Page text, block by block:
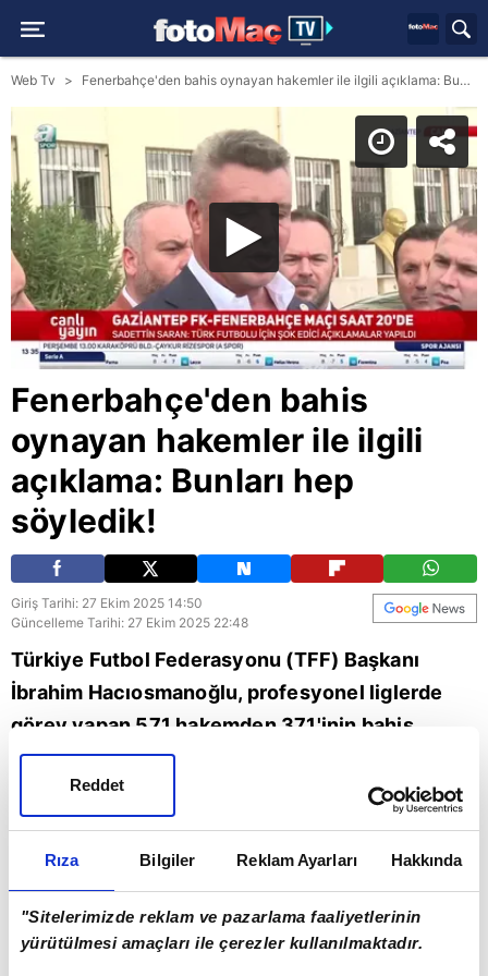
Rıza Bilgiler Reklam Ayarları Hakkında
"Sitelerimizde reklam ve pazarlama faaliyetlerinin
yürütülmesi amaçları ile çerezler kullanılmaktadır.
Reddet
Web Tv Fenerbahçe'den bahis oynayan hakemler ile ilgili açıklama: Bunları hep söyledik!
Fenerbahçe'den bahis
oynayan hakemler ile ilgili
açıklama: Bunları hep
söyledik!
Giriş Tarihi: 27 Ekim 2025 14:50
Güncelleme Tarihi: 27 Ekim 2025 22:48
Türkiye Futbol Federasyonu (TFF) Başkanı
İbrahim Hacıosmanoğlu, profesyonel liglerde
görev yapan 571 hakemden 371'inin bahis
hesabının olduğunu, 152'sinin ise aktif şekilde
bahis oynadığını açıkladı. Fenerbahçe Başkanı
Sadettin Saran da konuyla ilgili çarpıcı
açıklamalarda bulundu. İşte o sözler...
Türkiye Futbol Fenerbahçe TFF
İbrahim Hacıosmanoğlu Türkiye Futbol Federasyonu